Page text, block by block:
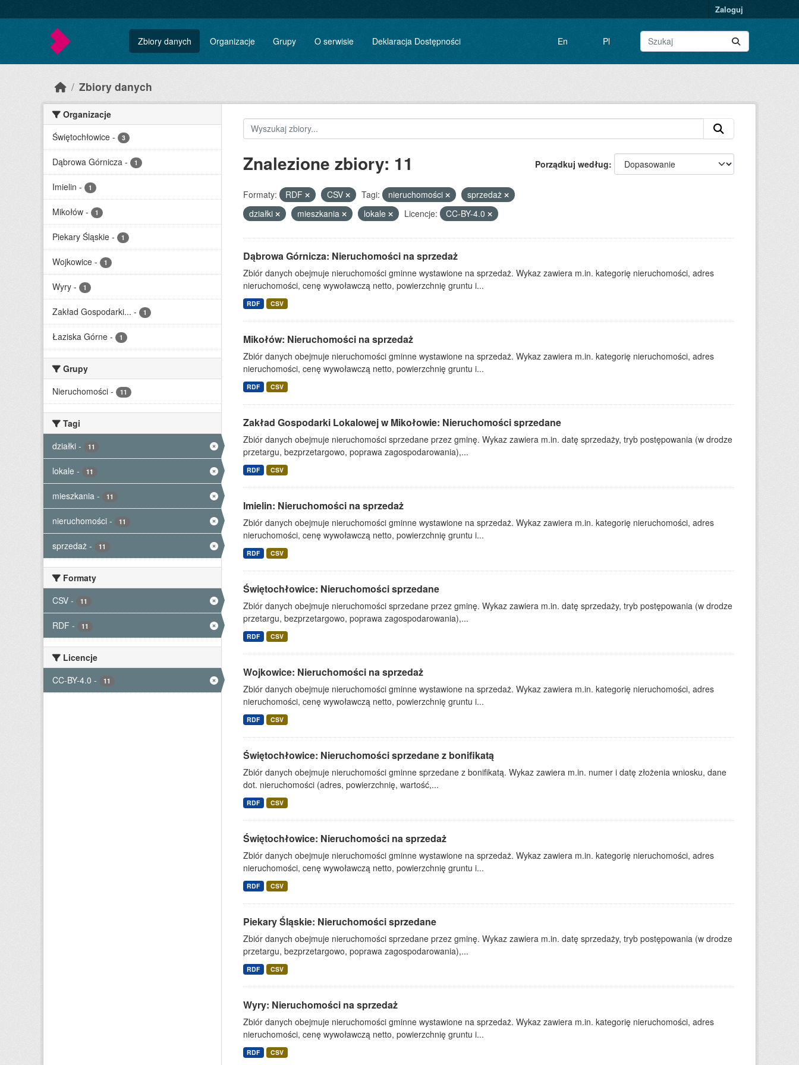
Zaloguj
Zbiory danych Organizacje Grupy O serwisie Deklaracja Dostępności En Pl
Zbiory danych
Organizacje
Świętochłowice - 3
Dąbrowa Górnicza - 1
Imielin - 1
Mikołów - 1
Piekary Śląskie - 1
Wojkowice - 1
Wyry - 1
Zakład Gospodarki... - 1
Łaziska Górne - 1
Grupy
Nieruchomości - 11
Tagi
działki - 11
lokale - 11
mieszkania - 11
nieruchomości - 11
sprzedaż - 11
Formaty
CSV - 11
RDF - 11
Licencje
CC-BY-4.0 - 11
Porządkuj według
Znalezione zbiory: 11
Formaty: RDF CSV Tagi: nieruchomości
sprzedaż
działki
mieszkania lokale Licencje: CC-BY-4.0
Dąbrowa Górnicza: Nieruchomości na sprzedaż
Zbiór danych obejmuje nieruchomości gminne wystawione na sprzedaż. Wykaz zawiera m.in. kategorię nieruchomości, adres
nieruchomości, cenę wywoławczą netto, powierzchnię gruntu i...
RDF CSV
Mikołów: Nieruchomości na sprzedaż
Zbiór danych obejmuje nieruchomości gminne wystawione na sprzedaż. Wykaz zawiera m.in. kategorię nieruchomości, adres
nieruchomości, cenę wywoławczą netto, powierzchnię gruntu i...
RDF CSV
Zakład Gospodarki Lokalowej w Mikołowie: Nieruchomości sprzedane
Zbiór danych obejmuje nieruchomości sprzedane przez gminę. Wykaz zawiera m.in. datę sprzedaży, tryb postępowania (w drodze
przetargu, bezprzetargowo, poprawa zagospodarowania),...
RDF CSV
Imielin: Nieruchomości na sprzedaż
Zbiór danych obejmuje nieruchomości gminne wystawione na sprzedaż. Wykaz zawiera m.in. kategorię nieruchomości, adres
nieruchomości, cenę wywoławczą netto, powierzchnię gruntu i...
RDF CSV
Świętochłowice: Nieruchomości sprzedane
Zbiór danych obejmuje nieruchomości sprzedane przez gminę. Wykaz zawiera m.in. datę sprzedaży, tryb postępowania (w drodze
przetargu, bezprzetargowo, poprawa zagospodarowania),...
RDF CSV
Wojkowice: Nieruchomości na sprzedaż
Zbiór danych obejmuje nieruchomości gminne wystawione na sprzedaż. Wykaz zawiera m.in. kategorię nieruchomości, adres
nieruchomości, cenę wywoławczą netto, powierzchnię gruntu i...
RDF CSV
Świętochłowice: Nieruchomości sprzedane z bonifikatą
Zbiór danych obejmuje nieruchomości gminne sprzedane z bonifikatą. Wykaz zawiera m.in. numer i datę złożenia wniosku, dane
dot. nieruchomości (adres, powierzchnię, wartość,...
RDF CSV
Świętochłowice: Nieruchomości na sprzedaż
Zbiór danych obejmuje nieruchomości gminne wystawione na sprzedaż. Wykaz zawiera m.in. kategorię nieruchomości, adres
nieruchomości, cenę wywoławczą netto, powierzchnię gruntu i...
RDF CSV
Piekary Śląskie: Nieruchomości sprzedane
Zbiór danych obejmuje nieruchomości sprzedane przez gminę. Wykaz zawiera m.in. datę sprzedaży, tryb postępowania (w drodze
przetargu, bezprzetargowo, poprawa zagospodarowania),...
RDF CSV
Wyry: Nieruchomości na sprzedaż
Zbiór danych obejmuje nieruchomości gminne wystawione na sprzedaż. Wykaz zawiera m.in. kategorię nieruchomości, adres
nieruchomości, cenę wywoławczą netto, powierzchnię gruntu i...
RDF CSV